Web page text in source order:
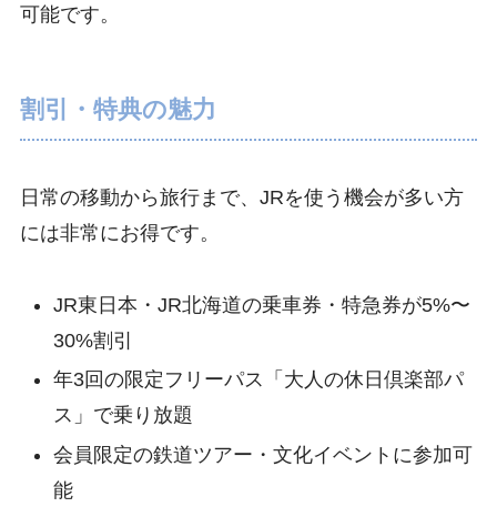
可能です。
割引・特典の魅力
日常の移動から旅行まで、JRを使う機会が多い方
には非常にお得です。
JR東日本・JR北海道の乗車券・特急券が5%〜
30%割引
年3回の限定フリーパス「大人の休日倶楽部パ
ス」で乗り放題
会員限定の鉄道ツアー・文化イベントに参加可
能